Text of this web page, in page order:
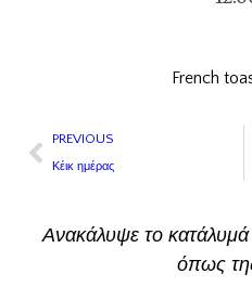
French
PREVIOUS
Κέικ ημέρας
Ανακάλυψε το
όπως